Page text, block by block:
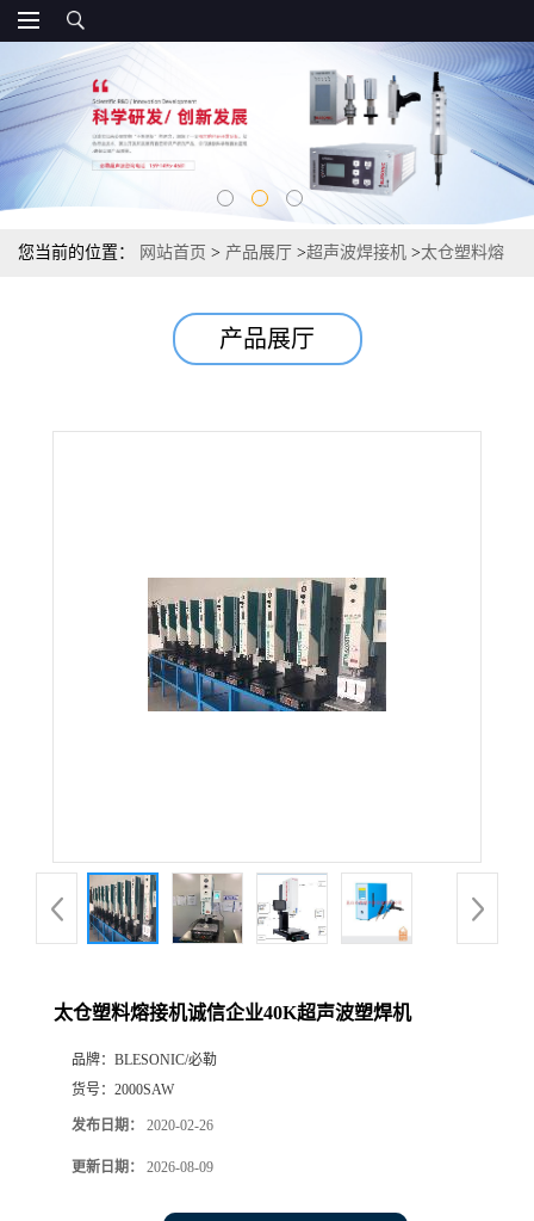
您当前的位置： 网站首页 > 产品展厅 >超声波焊接机 >太仓塑料熔
产品展厅
太仓塑料熔接机诚信企业40K超声波塑焊机
品牌： BLESONIC/必勒
货号： 2000SAW
发布日期： 2020-02-26
更新日期： 2026-08-09